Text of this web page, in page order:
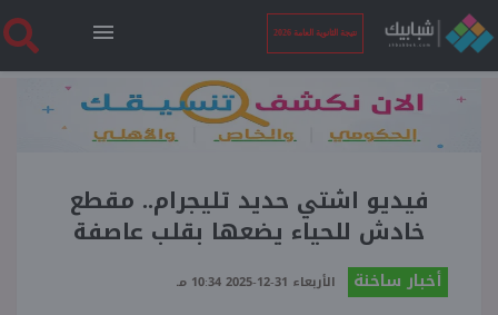
نتيجة الثانوية العامة 2026
الرئيسية
نتيجة الثانوية العامة 2026
فيديو اشتي حديد تليجرام.. مقطع
خادش للحياء يضعها بقلب عاصفة
أخبار ساخنة الأربعاء 31-12-2025 10:34 مـ